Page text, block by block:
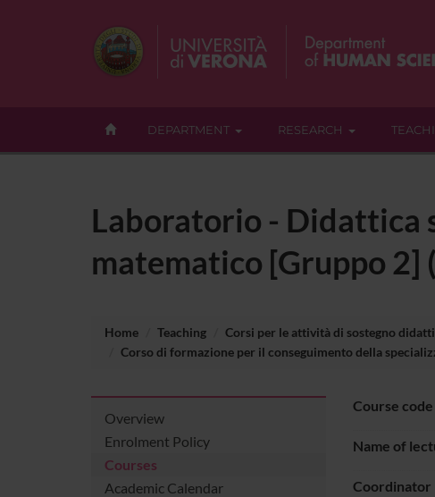
DEPARTMENT RESEARCH
Laboratorio - Didattica
matematico [Gruppo 2]
Home Teaching
Corsi per le attività di sostegno
Corso di formazione per il conseguimento della
Overview
Enrolment Policy
Courses
Academic Calendar
Course code
Name of
Coordinator